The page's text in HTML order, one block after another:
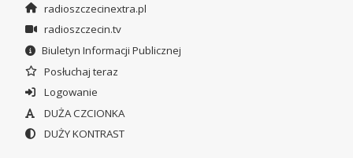
radioszczecinextra.pl
radioszczecin.tv
Biuletyn Informacji Publicznej
Posłuchaj teraz
Logowanie
DUŻA CZCIONKA
DUŻY KONTRAST